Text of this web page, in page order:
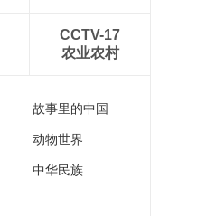
CCTV-17
农业农村
故事里的中国
动物世界
中华民族